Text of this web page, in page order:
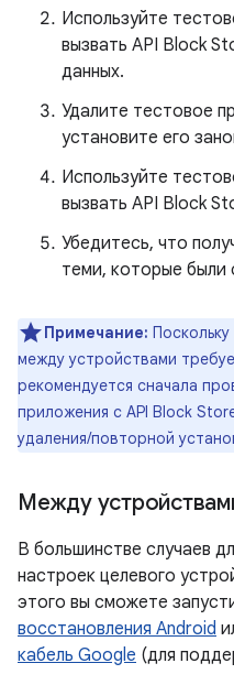
Используйте
вызвать API Block
данных.
Удалите тестовое
установите его
Используйте
вызвать API Block
Убедитесь, что
теми, которые были
Примечание:
между устройствами
рекомендуется сначала
приложения с API Block
удаления/повторной
Между
В большинстве случаев
настроек целевого
этого вы сможете
восстановления Android
кабель Google (для